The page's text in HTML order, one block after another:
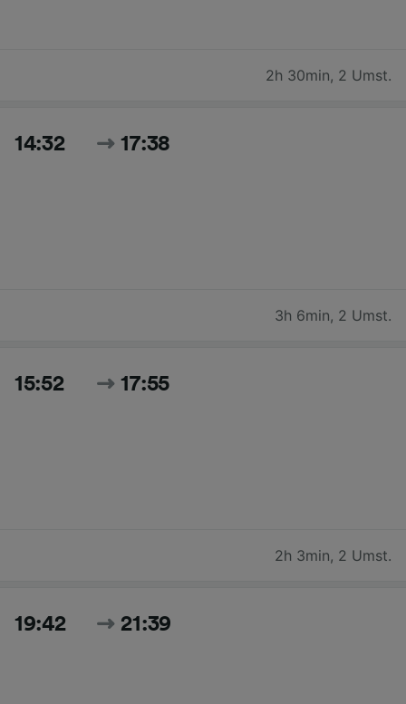
2h 30min, 2 Umst.
14:32 17:38
3h 6min, 2 Umst.
15:52 17:55
2h 3min, 2 Umst.
19:42 21:39